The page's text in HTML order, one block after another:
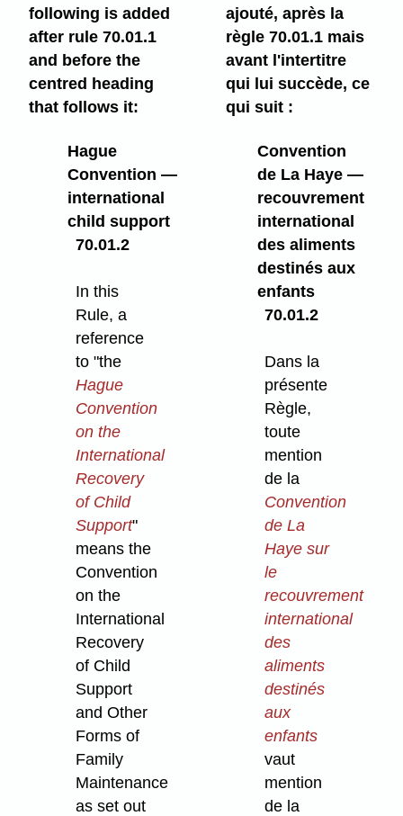
following is added
after rule 70.01.1
and before the
centred heading
that follows it:
ajouté, après la
règle 70.01.1 mais
avant l'intertitre
qui lui succède, ce
qui suit :
Hague
Convention —
international
child support
70.01.2
In this
Rule, a
reference
to "the
Hague
Convention
on the
International
Recovery
of Child
Support"
means the
Convention
on the
International
Recovery
of Child
Support
and Other
Forms of
Family
Maintenance
as set out
Convention
de La Haye —
recouvrement
international
des aliments
destinés aux
enfants
70.01.2
Dans la
présente
Règle,
toute
mention
de la
Convention
de La
Haye sur
le
recouvrement
international
des
aliments
destinés
aux
enfants
vaut
mention
de la